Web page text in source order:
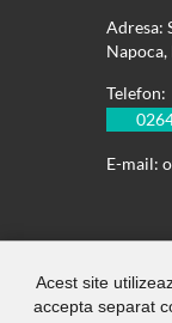
Adresa:
Napoca,
Telefon:
E-mail:
Acest site
accepta separat